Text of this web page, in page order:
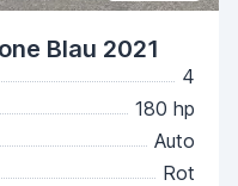
Blau 2021
4
180 hp
Auto
Rot